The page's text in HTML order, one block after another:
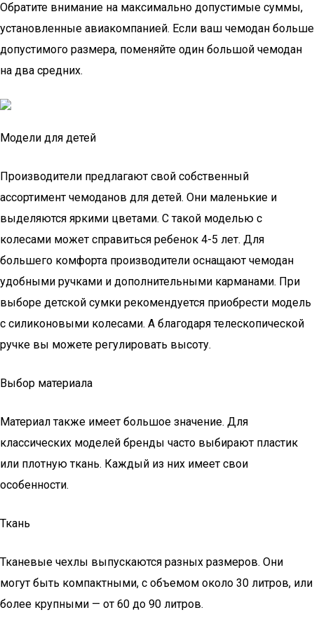
Обратите внимание на максимально допустимые суммы,
установленные авиакомпанией. Если ваш чемодан больше
допустимого размера, поменяйте один большой чемодан
на два средних.
Модели для детей
Производители предлагают свой собственный
ассортимент чемоданов для детей. Они маленькие и
выделяются яркими цветами. С такой моделью с
колесами может справиться ребенок 4-5 лет. Для
большего комфорта производители оснащают чемодан
удобными ручками и дополнительными карманами. При
выборе детской сумки рекомендуется приобрести модель
с силиконовыми колесами. А благодаря телескопической
ручке вы можете регулировать высоту.
Выбор материала
Материал также имеет большое значение. Для
классических моделей бренды часто выбирают пластик
или плотную ткань. Каждый из них имеет свои
особенности.
Ткань
Тканевые чехлы выпускаются разных размеров. Они
могут быть компактными, с объемом около 30 литров, или
более крупными — от 60 до 90 литров.